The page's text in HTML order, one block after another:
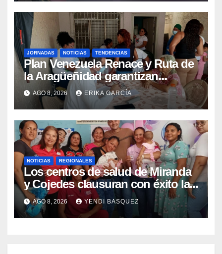
JORNADAS NOTICIAS TENDENCIAS
Plan Venezuela Renace y Ruta de
la Aragüeñidad garantizan
atención médica integral en
Aragua
AGO 8, 2026 ERIKA GARCÍA
NOTICIAS REGIONALES
Los centros de salud de Miranda
y Cojedes clausuran con éxito la
Semana Mundial de la Lactancia
Materna
AGO 8, 2026 YENDI BASQUEZ